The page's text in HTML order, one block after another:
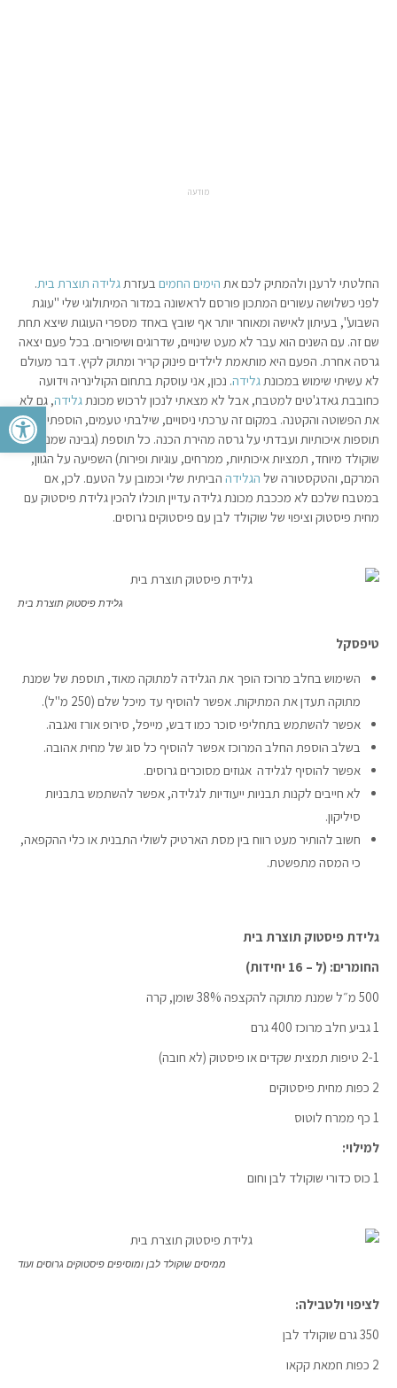
פתח
מודעה
החלטתי לרענן ולהמתיק לכם את הימים החמים בעזרתגלידה תוצרת בית.
לפני כשלושה עשורים המתכון פורסם לראשונה במדור המיתולוגי שלי "עוגת
השבוע", בעיתון לאישה ומאוחר יותר אף שובץ באחד מספרי העוגות שיצא תחת
שם זה. עם השנים הוא עבר לא מעט שינויים, שדרוגים ושיפורים. בכל פעם יצאה
גרסה אחרת. הפעם היא מותאמת לילדים פינוק קריר ומתוק לקיץ. דבר מעולם
לא עשיתי שימוש במכונתגלידה. נכון, אני עוסקת בתחום הקולינריה וידועה
כחובבת גאדג'טים למטבח, אבל לא מצאתי לנכון לרכוש מכונתגלידה, גם לא
את הפשוטה והקטנה. במקום זה ערכתי ניסויים, שילבתי טעמים, הוספתי
תוספות איכותיות ועבדתי על גרסה מהירת הכנה. כל תוספת (גבינה שמנה,
שוקולד מיוחד, תמציות איכותיות, ממרחים, עוגיות ופירות) השפיעה על הגוון,
המרקם, והטקסטורה של הגלידה הביתית שלי וכמובן על הטעם. לכן, אם
במטבח שלכם לא מככבת מכונת גלידה עדיין תוכלו להכין גלידת פיסטוק עם
מחית פיסטוק וציפוי של שוקולד לבן עם פיסטוקים גרוסים.
גלידת פיסטוק תוצרת בית
טיפסקל
השימוש בחלב מרוכז הופך את הגלידה למתוקה מאוד, תוספת של שמנת
מתוקה תעדן את המתיקות. אפשר להוסיף עד מיכל שלם (250 מ"ל).
אפשר להשתמש בתחליפי סוכר כמו דבש, מייפל, סירופ אורז ואגבה.
בשלב הוספת החלב המרוכז אפשר להוסיף כל סוג של מחית אהובה.
אפשר להוסיף לגלידה אגוזים מסוכרים גרוסים.
לא חייבים לקנות תבניות ייעודיות לגלידה, אפשר להשתמש בתבניות
סיליקון.
חשוב להותיר מעט רווח בין מסת הארטיק לשולי התבנית או כלי ההקפאה,
כי המסה מתפשטת.
גלידת פיסטוק תוצרת בית
החומרים: (ל – 16 יחידות)
500 מ״ל שמנת מתוקה להקצפה 38% שומן, קרה
1 גביע חלב מרוכז 400 גרם
2-1 טיפות תמצית שקדים או פיסטוק (לא חובה)
2 כפות מחית פיסטוקים
1 כף ממרח לוטוס
למילוי:
1 כוס כדורי שוקולד לבן וחום
ממיסים שוקולד לבן ומוסיפים פיסטוקים גרוסים ועוד
לציפוי ולטבילה:
350 גרם שוקולד לבן
2 כפות חמאת קקאו